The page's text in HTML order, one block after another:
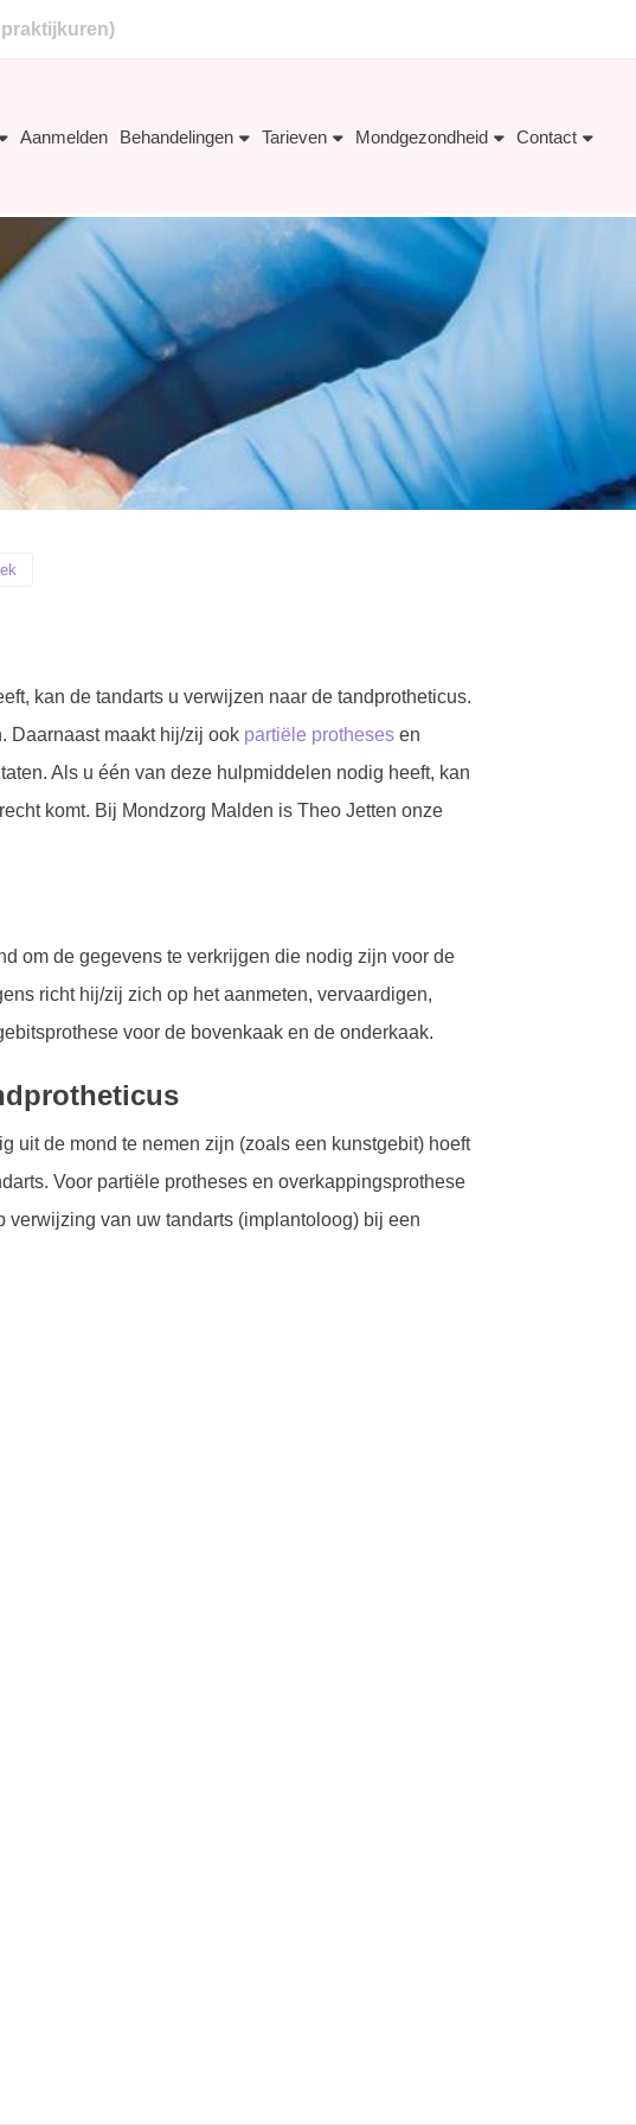
praktijkuren)
Aanmelden Behandelingen Tarieven Mondgezondheid Contact
kan de tandarts u verwijzen naar de tandprotheticus.
Daarnaast maakt hij/zij ook partiële prothesesen
Als u één van deze hulpmiddelen nodig heeft, kan
komt. Bij Mondzorg Malden is Theo Jetten onze
om de gegevens te verkrijgen die nodig zijn voor de
richt hij/zij zich op het aanmeten, vervaardigen,
voor de bovenkaak en de onderkaak.
uit de mond te nemen zijn (zoals een kunstgebit) hoeft
Voor partiële protheses en overkappingsprothese
verwijzing van uw tandarts (implantoloog) bij een